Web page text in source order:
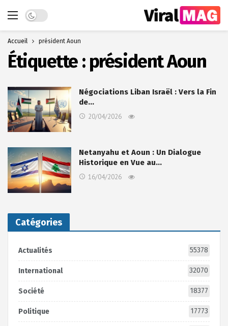
Dark mode
Accueil président Aoun
Étiquette : président Aoun
Négociations Liban Israël : Vers la Fin
de…
20/04/2026
Netanyahu et Aoun : Un Dialogue
Historique en Vue au…
16/04/2026
Catégories
Actualités 55378
International 32070
Société 18377
Politique 17773